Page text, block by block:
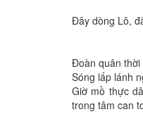
Đây dòng Lô,
Đoàn quân thời
Sóng lấp lánh
Giờ mồ thực
trong tâm can